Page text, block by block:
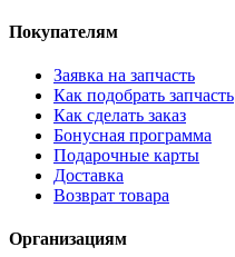
Покупателям
Заявка на запчасть
Как подобрать запчасть
Как сделать заказ
Бонусная программа
Подарочные карты
Доставка
Возврат товара
Организациям